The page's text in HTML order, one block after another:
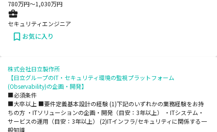
780万円〜1,030万円
セキュリティエンジニア
お気に入り
株式会社日立製作所
【日立グループのIT・セキュリティ環境の監視プラットフォーム
(Observability)の企画・開発】
■必須条件
■大卒以上 ■要件定義基本設計の経験 (1)下記のいずれかの業務経験をお持
ちの方 ・ITソリューションの企画・開発（目安：3年以上） ・ITシステム・
サービスの運用（目安：3年以上） (2)ITインフラ/セキュリティに関係する一
般知識